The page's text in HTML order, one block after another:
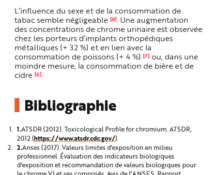
L’influence du sexe et de la consommation de
tabac semble négligeable [8]. Une augmentation
des concentrations de chrome urinaire est observée
chez les porteurs d’implants orthopédiques
métalliques (+ 32 %) et en lien avec la
consommation de poissons (+ 4 %) [7] ou, dans une
moindre mesure, la consommation de bière et de
cidre [6].
Bibliographie
ATSDR (2012). Toxicological Profile for chromium. ATSDR,
2012 (https://www.atsdr.cdc.gov/).
Anses (2017). Valeurs limites d'exposition en milieu
professionnel. Évaluation des indicateurs biologiques
d'exposition et recommandation de valeurs biologiques pour